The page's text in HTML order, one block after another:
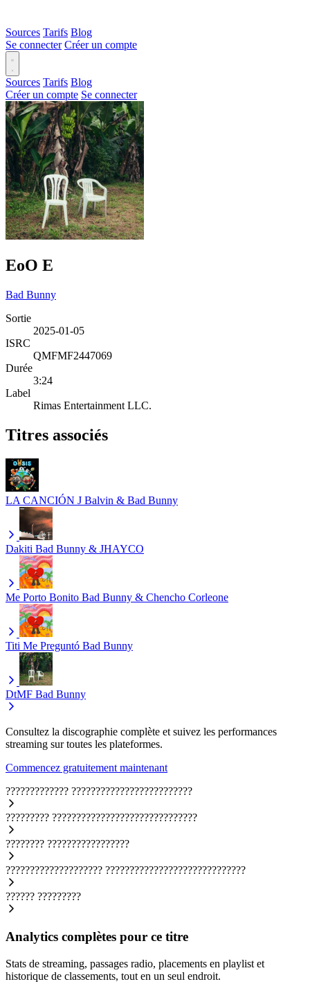
Sources Tarifs Blog
Se connecter Créer un compte
Sources Tarifs Blog
Créer un compte Se connecter
EoO E
Bad Bunny
Sortie
2025-01-05
ISRC
QMFMF2447069
Durée
3:24
Label
Rimas Entertainment LLC.
Titres associés
LA CANCIÓN J Balvin & Bad Bunny
Dakiti Bad Bunny & JHAYCO
Me Porto Bonito Bad Bunny & Chencho Corleone
Titi Me Preguntó Bad Bunny
DtMF Bad Bunny
Consultez la discographie complète et suivez les performances
streaming sur toutes les plateformes.
Commencez gratuitement maintenant
????????????? ?????????????????????????
????????? ??????????????????????????????
???????? ?????????????????
???????????????????? ?????????????????????????????
?????? ?????????
Analytics complètes pour ce titre
Stats de streaming, passages radio, placements en playlist et
historique de classements, tout en un seul endroit.